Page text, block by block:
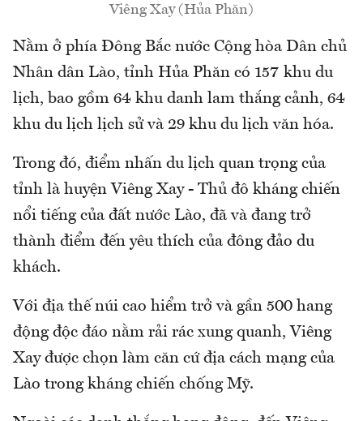
Viêng Xay (Hủa Phăn)
Nằm ở phía Đông Bắc nước Cộng hòa Dân chủ
Nhân dân Lào, tỉnh Hủa Phăn có 157 khu du
lịch, bao gồm 64 khu danh lam thắng cảnh, 64
khu du lịch lịch sử và 29 khu du lịch văn hóa.
Trong đó, điểm nhấn du lịch quan trọng của
tỉnh là huyện Viêng Xay - Thủ đô kháng chiến
nổi tiếng của đất nước Lào, đã và đang trở
thành điểm đến yêu thích của đông đảo du
khách.
Với địa thế núi cao hiểm trở và gần 500 hang
động độc đáo nằm rải rác xung quanh, Viêng
Xay được chọn làm căn cứ địa cách mạng của
Lào trong kháng chiến chống Mỹ.